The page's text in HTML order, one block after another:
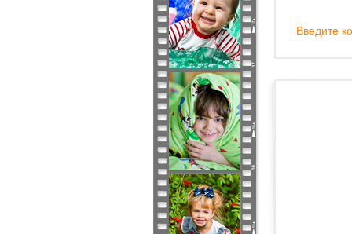
Введите